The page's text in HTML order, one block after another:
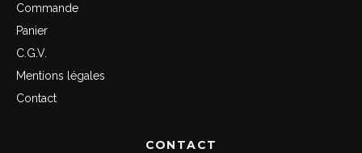
Commande
Panier
C.G.V.
Mentions légales
Contact
CONTACT